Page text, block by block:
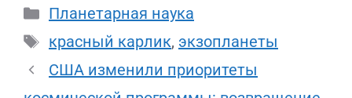
Рубрики
Планетарная наука
Метки
красный карлик, экзопланеты
США изменили приоритеты